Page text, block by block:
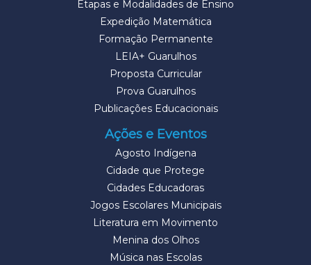
Etapas e Modalidades de Ensino
Expedição Matemática
Formação Permanente
LEIA+ Guarulhos
Proposta Curricular
Prova Guarulhos
Publicações Educacionais
Ações e Eventos
Agosto Indígena
Cidade que Protege
Cidades Educadoras
Jogos Escolares Municipais
Literatura em Movimento
Menina dos Olhos
Música nas Escolas